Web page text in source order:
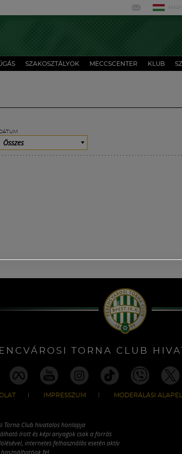
SZAKOSZTÁLYOK MECCSCENTER KLUB
Összes
TORNA CLUB
IMPRESSZUM MODERÁLÁSI
Torna Club hivatalos honlapja
írott és képi anyagok csak a forrás
internetes felhasználás esetén aktív
fel.